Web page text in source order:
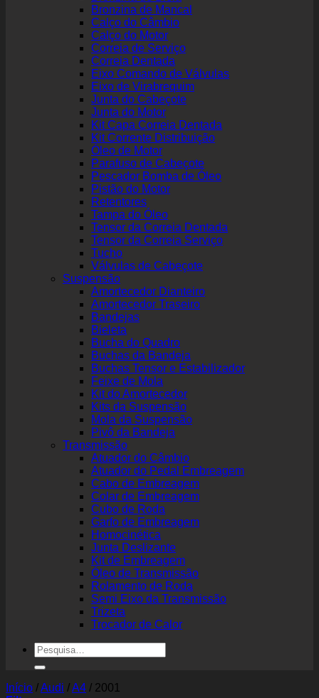
Bronzina de Mancal
Calço do Câmbio
Calço do Motor
Correia de Serviço
Correia Dentada
Eixo Comando de Válvulas
Eixo de Virabrequim
Junta do Cabeçote
Junta do Motor
Kit Capa Correia Dentada
Kit Corrente Distribuição
Óleo de Motor
Parafuso de Cabeçote
Pescador Bomba de Óleo
Pistão do Motor
Retentores
Tampa do Óleo
Tensor da Correia Dentada
Tensor da Correia Serviço
Tucho
Válvulas de Cabeçote
Suspensão
Amortecedor Dianteiro
Amortecedor Traseiro
Bandejas
Bieleta
Bucha do Quadro
Buchas da Bandeja
Buchas Tensor e Estabilizador
Feixe de Mola
Kit do Amortecedor
Kits da Suspensão
Mola da Suspensão
Pivô da Bandeja
Transmissão
Atuador do Câmbio
Atuador do Pedal Embreagem
Cabo de Embreagem
Colar de Embreagem
Cubo de Roda
Garfo de Embreagem
Homocinética
Junta Deslizante
Kit de Embreagem
Óleo de Transmissão
Rolamento de Roda
Semi Eixo da Transmissão
Trizeta
Trocador de Calor
Pesquisar
por:
Início /Audi /A4 / 2001